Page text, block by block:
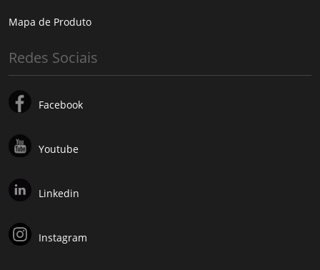
Mapa de Produto
Redes Sociais
Facebook
Youtube
Linkedin
Instagram